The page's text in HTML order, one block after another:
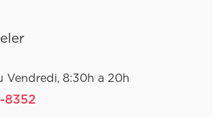
Vendredi, 8:30h a 20h
8352